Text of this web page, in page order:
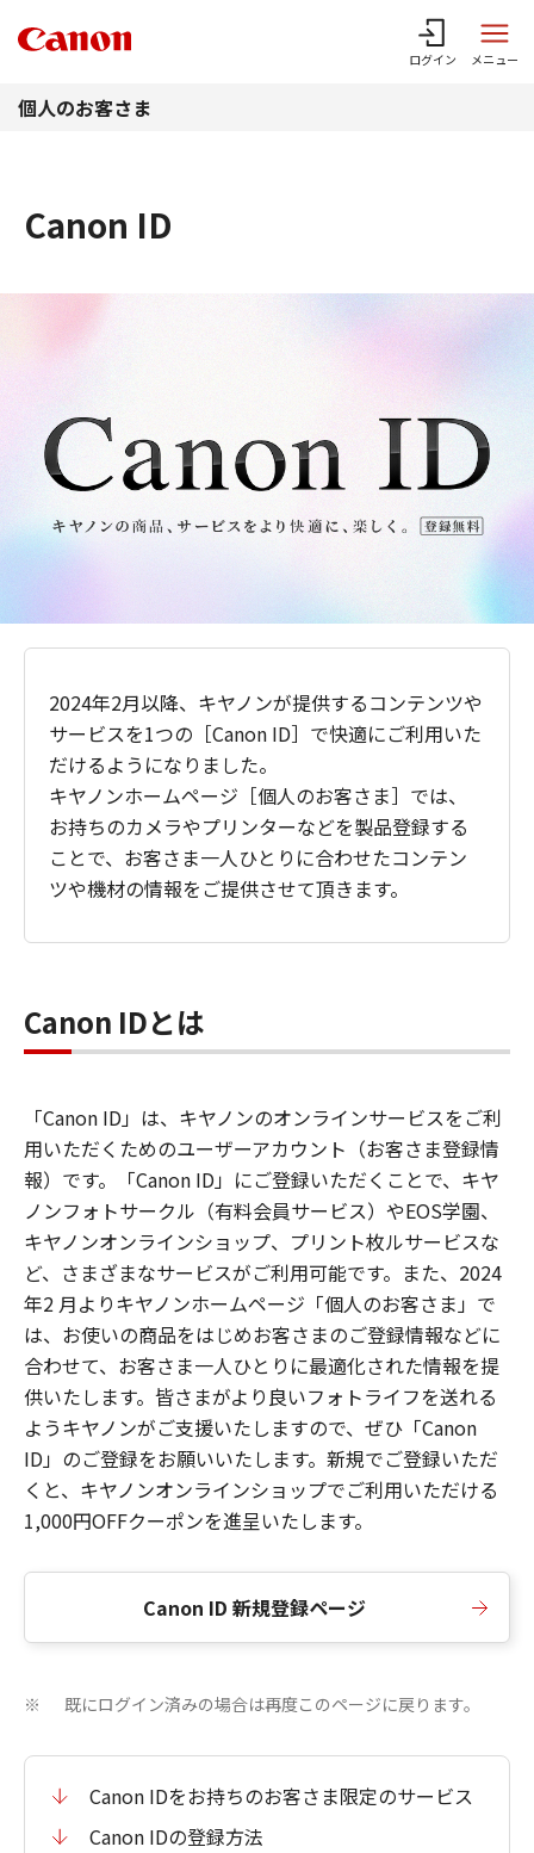
ログイン メニュー
個人のお客さま
Canon ID
2024年2月以降、キヤノンが提供するコンテンツや
サービスを1つの［Canon ID］で快適にご利用いた
だけるようになりました。
キヤノンホームページ［個人のお客さま］では、
お持ちのカメラやプリンターなどを製品登録する
ことで、お客さま一人ひとりに合わせたコンテン
ツや機材の情報をご提供させて頂きます。
Canon IDとは
「Canon ID」は、キヤノンのオンラインサービスをご利
用いただくためのユーザーアカウント（お客さま登録情
報）です。「Canon ID」にご登録いただくことで、キヤ
ノンフォトサークル（有料会員サービス）やEOS学園、
キヤノンオンラインショップ、プリント枚ルサービスな
ど、さまざまなサービスがご利用可能です。また、2024
年2 月よりキヤノンホームページ「個人のお客さま」で
は、お使いの商品をはじめお客さまのご登録情報などに
合わせて、お客さま一人ひとりに最適化された情報を提
供いたします。皆さまがより良いフォトライフを送れる
ようキヤノンがご支援いたしますので、ぜひ「Canon
ID」のご登録をお願いいたします。新規でご登録いただ
くと、キヤノンオンラインショップでご利用いただける
1,000円OFFクーポンを進呈いたします。
Canon ID 新規登録ページ
※ 既にログイン済みの場合は再度このページに戻ります。
Canon IDをお持ちのお客さま限定のサービス
Canon IDの登録方法